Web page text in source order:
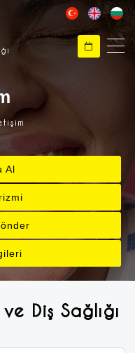
Al
Diş Sağlığı
?